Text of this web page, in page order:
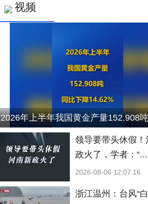
视频
2026年上半年我国黄金产量152.908
降14.62%
领导要带头休假！
政火了，学者：“...
2026-08-06 12:07:16
浙江温州：台风“